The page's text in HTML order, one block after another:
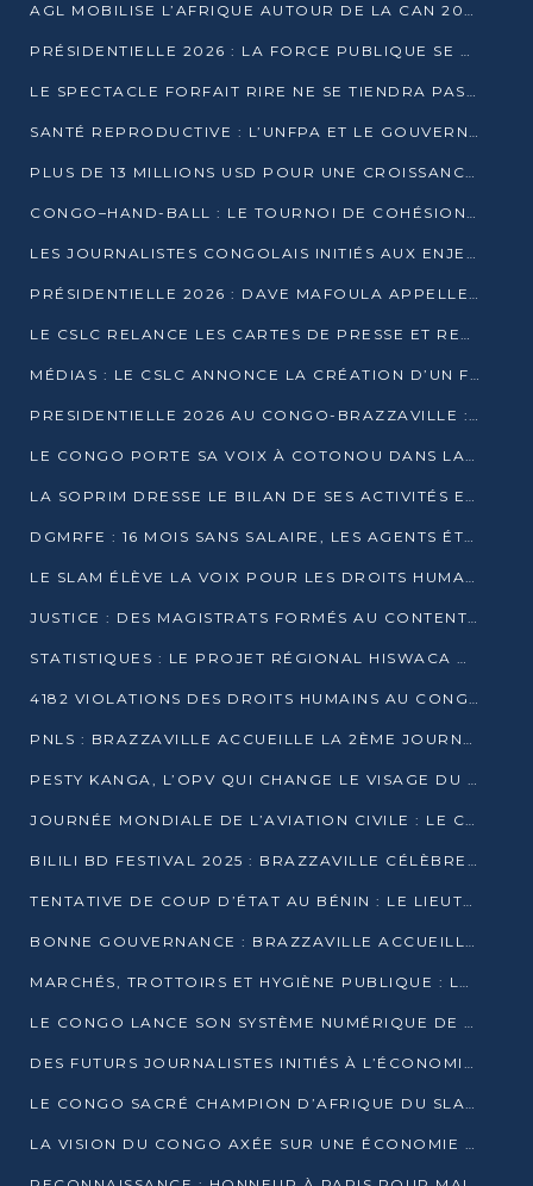
AGL MOBILISE L’AFRIQUE AUTOUR DE LA CAN 2025
PRÉSIDENTIELLE 2026 : LA FORCE PUBLIQUE SE PRÉPARE À SÉCURISER LE SCRUTIN
LE SPECTACLE FORFAIT RIRE NE SE TIENDRA PAS LE 1ER JANVIER
SANTÉ REPRODUCTIVE : L’UNFPA ET LE GOUVERNEMENT AFFINENT LES PRIORITÉS DE 2026
PLUS DE 13 MILLIONS USD POUR UNE CROISSANCE VERTE ET SOUVERAINE
CONGO–HAND-BALL : LE TOURNOI DE COHÉSION ET DE FRATERNITÉ ALLUME SES LAMPIONS À BRAZZAVILLE
LES JOURNALISTES CONGOLAIS INITIÉS AUX ENJEUX DE L’ÉCONOMIE BLEUE
PRÉSIDENTIELLE 2026 : DAVE MAFOULA APPELLE LES CONGOLAIS À UN « NOUVEAU DÉPART »
LE CSLC RELANCE LES CARTES DE PRESSE ET RECONNAÎT OFFICIELLEMENT LES MÉDIAS EN LIGNE
MÉDIAS : LE CSLC ANNONCE LA CRÉATION D’UN FONDS D’APPUI À LA PRESSE
PRESIDENTIELLE 2026 AU CONGO-BRAZZAVILLE : UN CASTING ÉLARGI
LE CONGO PORTE SA VOIX À COTONOU DANS LA LUTTE CONTRE LA TUBERCULOSE
LA SOPRIM DRESSE LE BILAN DE SES ACTIVITÉS ET FIXE DE NOUVELLES PRIORITÉS
DGMRFE : 16 MOIS SANS SALAIRE, LES AGENTS ÉTOUFFENT DANS LE SILENCE
LE SLAM ÉLÈVE LA VOIX POUR LES DROITS HUMAINS À BRAZZAVILLE
JUSTICE : DES MAGISTRATS FORMÉS AU CONTENTIEUX DE LA PROPRIÉTÉ INTELLECTUELLE
STATISTIQUES : LE PROJET RÉGIONAL HISWACA OFFICIELLEMENT LANCÉ AU CONGO
4182 VIOLATIONS DES DROITS HUMAINS AU CONGO EN 2025 SELON LE CAD
PNLS : BRAZZAVILLE ACCUEILLE LA 2ÈME JOURNÉE SCIENTIFIQUE SUR LE VIH/SIDA
PESTY KANGA, L’OPV QUI CHANGE LE VISAGE DU REPORTAGE AU CONGO
JOURNÉE MONDIALE DE L’AVIATION CIVILE : LE CONGO MISE SUR L’INNOVATION ET LA SÉCURITÉ
BILILI BD FESTIVAL 2025 : BRAZZAVILLE CÉLÈBRE DIX ANS DE CRÉATION GRAPHIQUE AFRICAINE
TENTATIVE DE COUP D’ÉTAT AU BÉNIN : LE LIEUTENANT-COLONEL TIGRI S’AUTOPROCLAME CHEF D’UN COMITÉ MILITAIRE
BONNE GOUVERNANCE : BRAZZAVILLE ACCUEILLE LES PREMIÈRES JOURNÉES CONGOLAISES DE L’ÉVALUATION
MARCHÉS, TROTTOIRS ET HYGIÈNE PUBLIQUE : LE GOUVERNEMENT DURCIT LE TON
LE CONGO LANCE SON SYSTÈME NUMÉRIQUE DE VÉRIFICATION DU BOIS
DES FUTURS JOURNALISTES INITIÉS À L’ÉCONOMIE BLEUE DURABLE
LE CONGO SACRÉ CHAMPION D’AFRIQUE DU SLAM 2025
LA VISION DU CONGO AXÉE SUR UNE ÉCONOMIE BAS CARBONE AU RENDEZ-VOUS DE MONACO 2025